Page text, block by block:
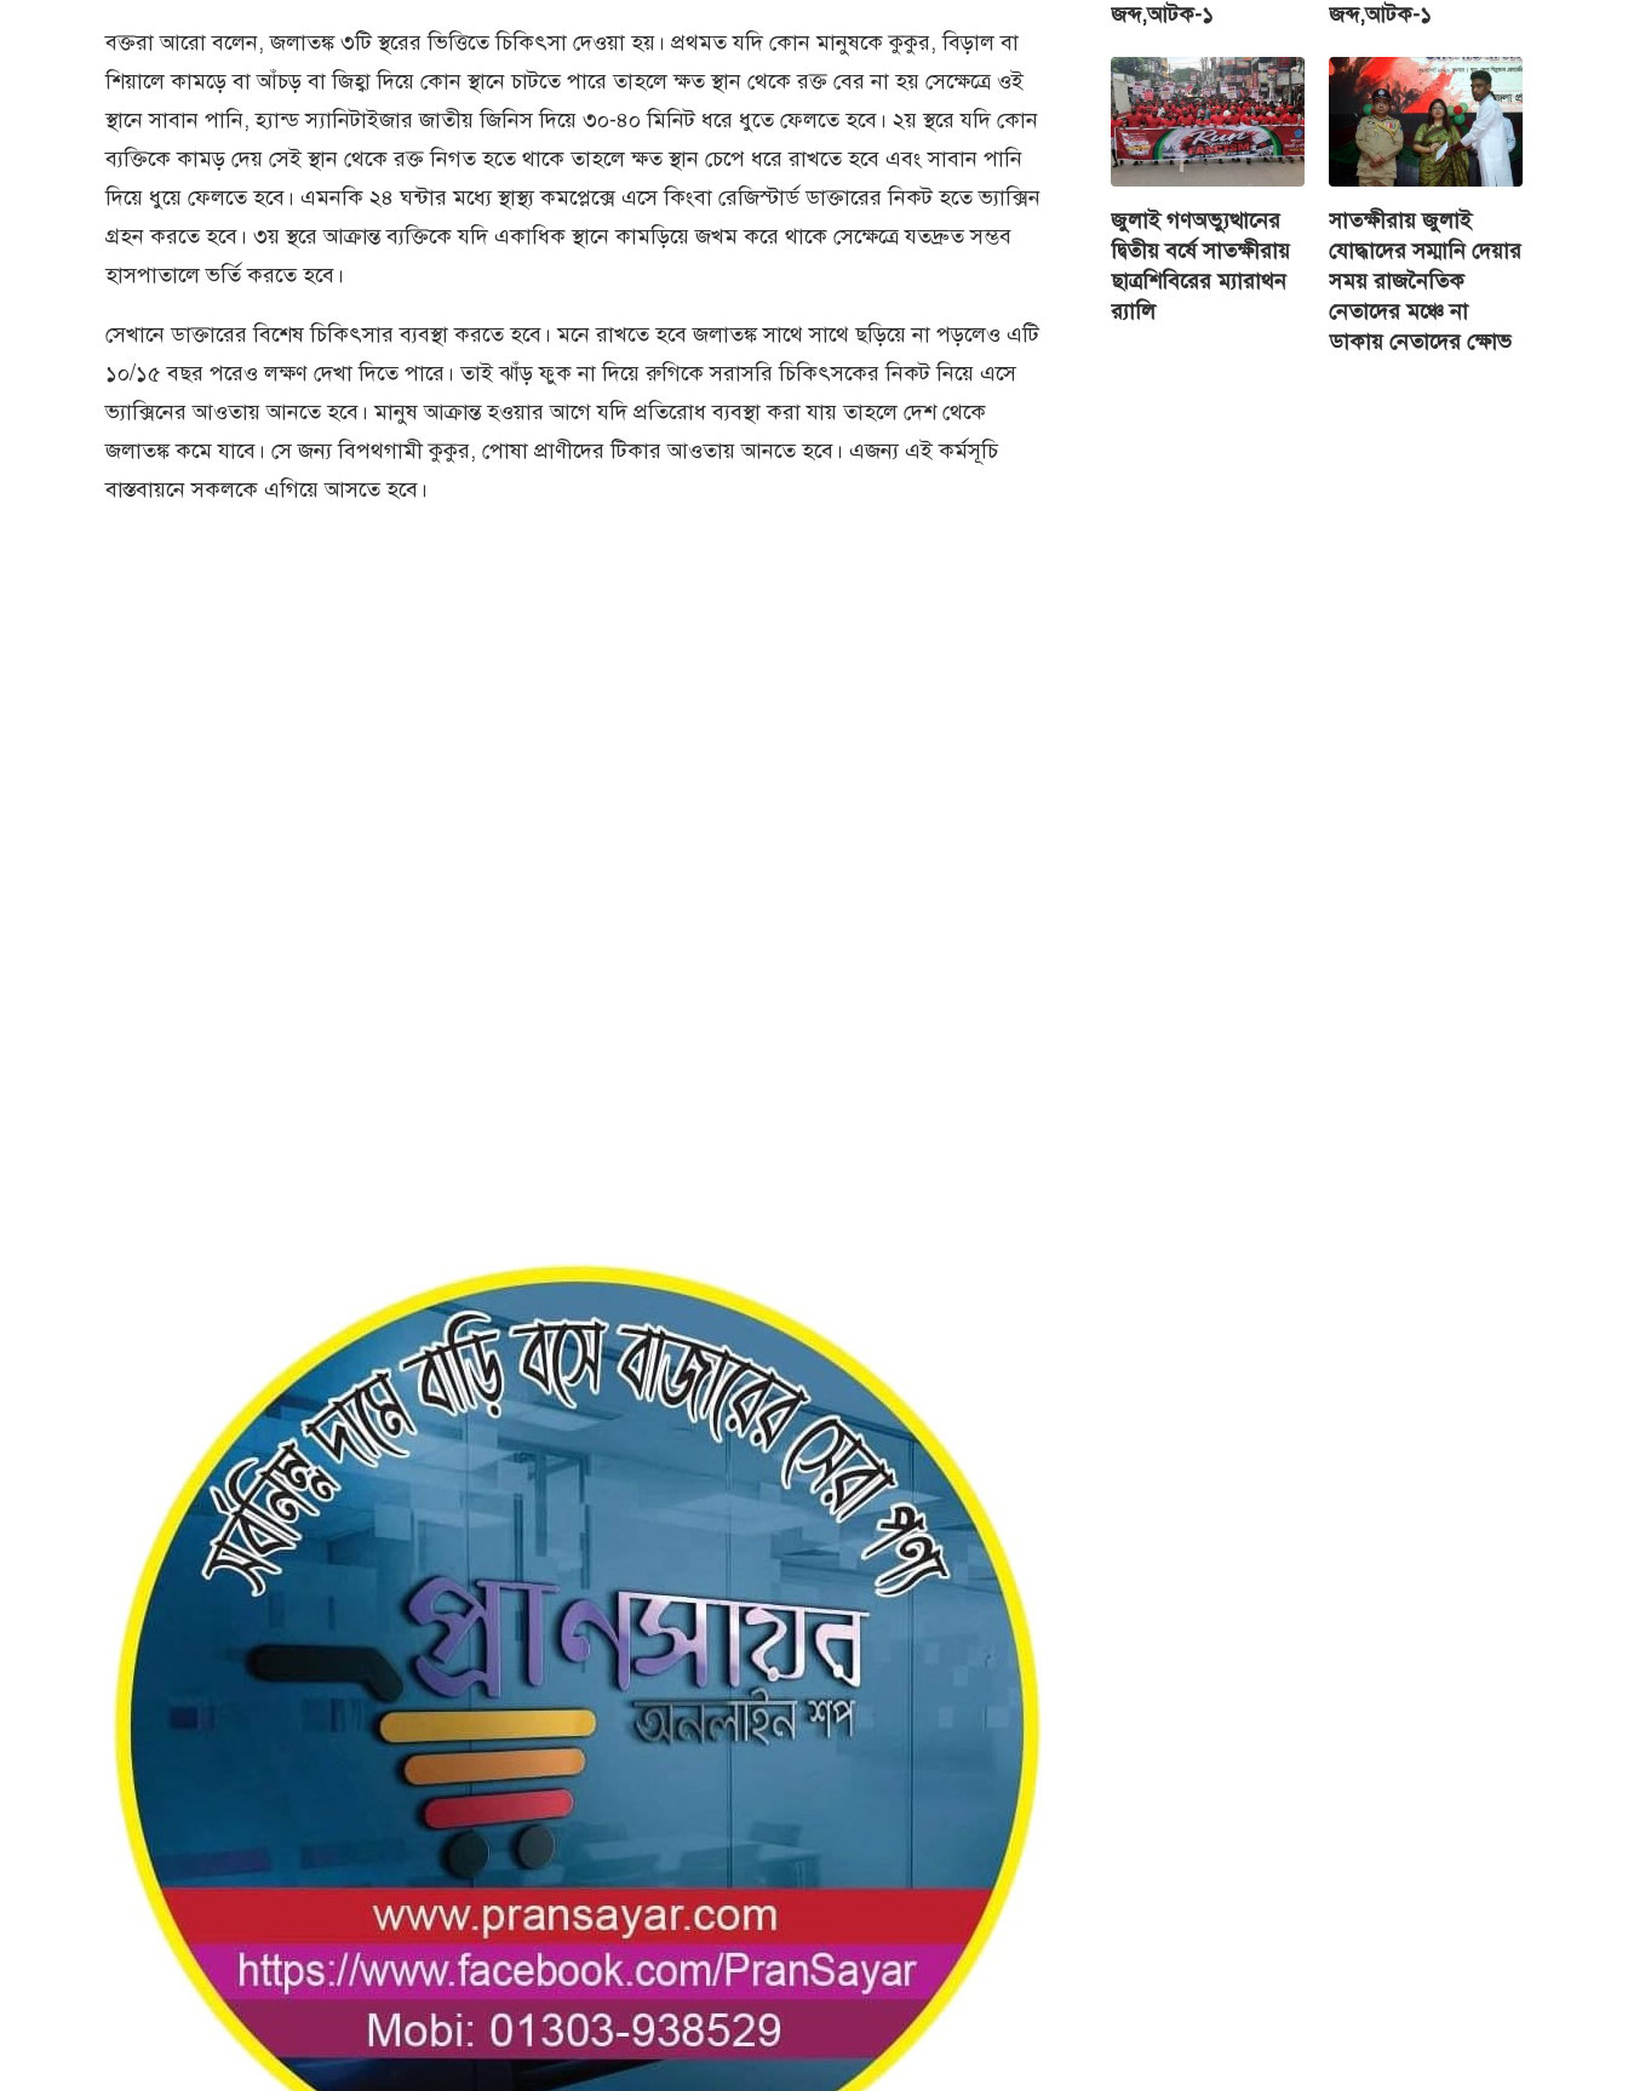
বক্তরা আরো বলেন, জলাতঙ্ক ৩টি স্থরের ভিত্তিতে চিকিৎসা দেওয়া হয়। প্রথমত যদি কোন মানুষকে কুকুর, বিড়াল বা
শিয়ালে কামড়ে বা আঁচড় বা জিহ্বা দিয়ে কোন স্থানে চাটতে পারে তাহলে ক্ষত স্থান থেকে রক্ত বের না হয় সেক্ষেত্রে ওই
স্থানে সাবান পানি, হ্যান্ড স্যানিটাইজার জাতীয় জিনিস দিয়ে ৩০-৪০ মিনিট ধরে ধুতে ফেলতে হবে। ২য় স্থরে যদি কোন
ব্যক্তিকে কামড় দেয় সেই স্থান থেকে রক্ত নিগত হতে থাকে তাহলে ক্ষত স্থান চেপে ধরে রাখতে হবে এবং সাবান পানি
দিয়ে ধুয়ে ফেলতে হবে। এমনকি ২৪ ঘন্টার মধ্যে স্থাস্থ্য কমপ্লেক্সে এসে কিংবা রেজিস্টার্ড ডাক্তারের নিকট হতে ভ্যাক্সিন
গ্রহন করতে হবে। ৩য় স্থরে আক্রান্ত ব্যক্তিকে যদি একাধিক স্থানে কামড়িয়ে জখম করে থাকে সেক্ষেত্রে যতদ্রুত সম্ভব
হাসপাতালে ভর্তি করতে হবে।
সেখানে ডাক্তারের বিশেষ চিকিৎসার ব্যবস্থা করতে হবে। মনে রাখতে হবে জলাতঙ্ক সাথে সাথে ছড়িয়ে না পড়লেও এটি
১০/১৫ বছর পরেও লক্ষণ দেখা দিতে পারে। তাই ঝাঁড় ফুক না দিয়ে রুগিকে সরাসরি চিকিৎসকের নিকট নিয়ে এসে
ভ্যাক্সিনের আওতায় আনতে হবে। মানুষ আক্রান্ত হওয়ার আগে যদি প্রতিরোধ ব্যবস্থা করা যায় তাহলে দেশ থেকে
জলাতঙ্ক কমে যাবে। সে জন্য বিপথগামী কুকুর, পোষা প্রাণীদের টিকার আওতায় আনতে হবে। এজন্য এই কর্মসূচি
বাস্তবায়নে সকলকে এগিয়ে আসতে হবে।
জব্দ,আটক-১
জব্দ,আটক-১
জুলাই গণঅভ্যুত্থানের
দ্বিতীয় বর্ষে সাতক্ষীরায়
ছাত্রশিবিরের ম্যারাথন
র‌্যালি
সাতক্ষীরায় জুলাই
যোদ্ধাদের সম্মানি দেয়ার
সময় রাজনৈতিক
নেতাদের মঞ্চে না
ডাকায় নেতাদের ক্ষোভ